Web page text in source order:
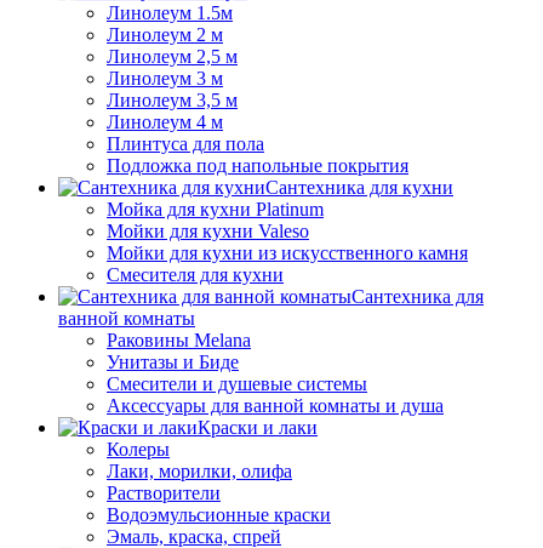
Линолеум 1.5м
Линолеум 2 м
Линолеум 2,5 м
Линолеум 3 м
Линолеум 3,5 м
Линолеум 4 м
Плинтуса для пола
Подложка под напольные покрытия
Сантехника для кухни
Мойка для кухни Platinum
Мойки для кухни Valeso
Мойки для кухни из искусственного камня
Смесителя для кухни
Сантехника для
ванной комнаты
Раковины Melana
Унитазы и Биде
Смесители и душевые системы
Аксессуары для ванной комнаты и душа
Краски и лаки
Колеры
Лаки, морилки, олифа
Растворители
Водоэмульсионные краски
Эмаль, краска, спрей